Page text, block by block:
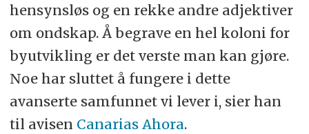
hensynsløs og en rekke andre adjektiver
om ondskap. Å begrave en hel koloni for
byutvikling er det verste man kan gjøre.
Noe har sluttet å fungere i dette
avanserte samfunnet vi lever i, sier han
til avisen Canarias Ahora.